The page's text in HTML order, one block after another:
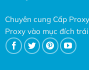
Chuyên cung Cấp
Proxy vào mục đích